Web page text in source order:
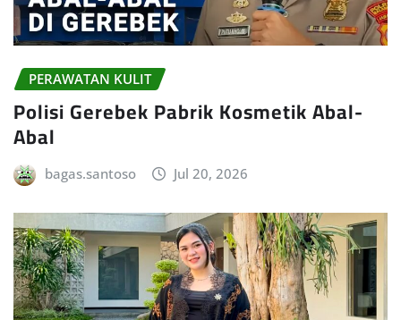
PERAWATAN KULIT
Polisi Gerebek Pabrik Kosmetik Abal-
Abal
bagas.santoso Jul 20, 2026